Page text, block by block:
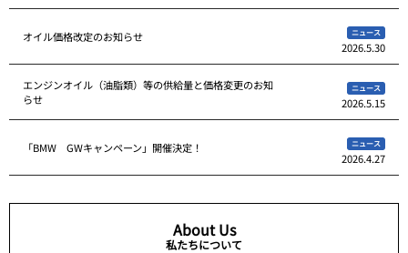
オイル価格改定のお知らせ ニュース
2026.5.30
エンジンオイル（油脂類）等の供給量と価格変更のお知
らせ
ニュース
2026.5.15
「BMW GWキャンペーン」開催決定！ ニュース
2026.4.27
About Us
私たちについて